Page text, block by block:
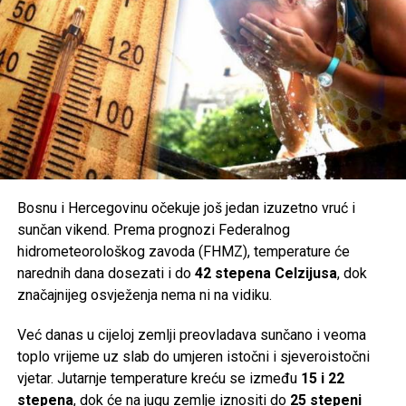
Bosnu i Hercegovinu očekuje još jedan izuzetno vruć i
sunčan vikend. Prema prognozi Federalnog
hidrometeorološkog zavoda (FHMZ), temperature će
narednih dana dosezati i do 42 stepena Celzijusa, dok
značajnijeg osvježenja nema ni na vidiku.
Već danas u cijeloj zemlji preovladava sunčano i veoma
toplo vrijeme uz slab do umjeren istočni i sjeveroistočni
vjetar. Jutarnje temperature kreću se između 15 i 22
stepena, dok će na jugu zemlje iznositi do 25 stepeni